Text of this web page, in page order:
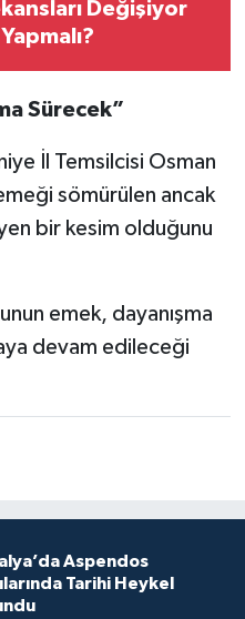
Değişiyor
Sürecek”
İl Temsilcisi Osman
emeği sömürülen ancak
bir kesim olduğunu
emek, dayanışma
devam edileceği
Aspendos
Tarihi Heykel